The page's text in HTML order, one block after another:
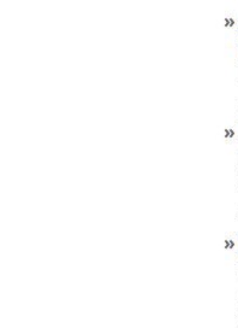
»
»
»